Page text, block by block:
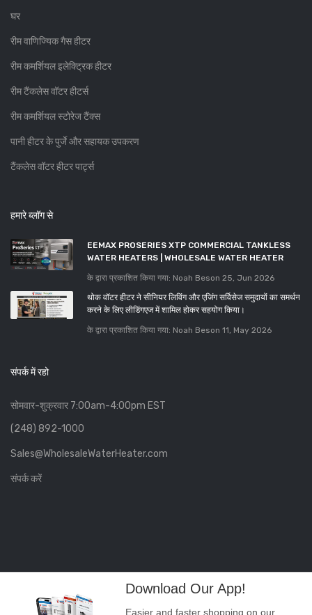
घर
रीम वाणिज्यिक गैस हीटर
रीम कमर्शियल इलेक्ट्रिक हीटर
रीम टैंकलेस वॉटर हीटर्स
रीम कमर्शियल स्टोरेज टैंक्स
पानी हीटर के पुर्जे और सहायक उपकरण
टैंकलेस वॉटर हीटर पार्ट्स
हमारे ब्लॉग से
EEMAX PROSERIES XTP COMMERCIAL TANKLESS
WATER HEATERS | WHOLESALE WATER HEATER
के द्वारा प्रकाशित किया गया: Noah Beson 25, Jun 2026
थोक वॉटर हीटर ने सीनियर लिविंग और एजिंग सर्विसेज समुदायों का समर्थन
करने के लिए लीडिंगएज में शामिल होकर सहयोग किया।
के द्वारा प्रकाशित किया गया: Noah Beson 11, May 2026
संपर्क में रहो
सोमवार-शुक्रवार 7:00am-4:00pm EST
(248) 892-1000
Sales@WholesaleWaterHeater.com
संपर्क करें
Download Our App!
Easier and faster shopping on our